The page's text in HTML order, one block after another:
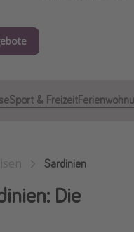
Sport & Freizeit
Sardinien
Die